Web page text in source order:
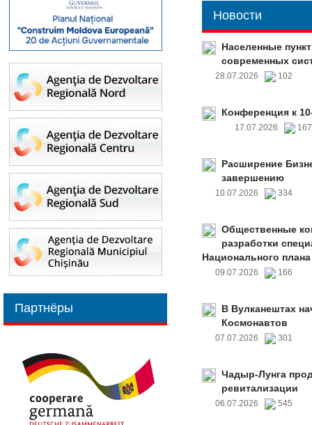
Партнёры
Новости
Населенные
современных
28.07.2026 102
Конференция к
17.07.2026
Расширение
завершению
10.07.2026 334
Общественные
разработки
Национального
09.07.2026 166
В Вулканештах
Космонавтов
07.07.2026 301
Чадыр-Лунга
ревитализации
06.07.2026 545